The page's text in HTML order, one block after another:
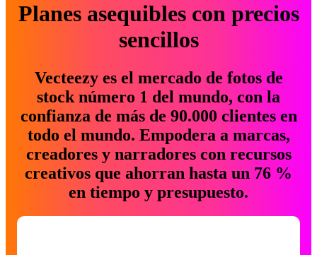
Planes asequibles con precios
sencillos
Vecteezy es el mercado de fotos de
stock número 1 del mundo, con la
confianza de más de 90.000 clientes en
todo el mundo. Empodera a marcas,
creadores y narradores con recursos
creativos que ahorran hasta un 76 %
en tiempo y presupuesto.